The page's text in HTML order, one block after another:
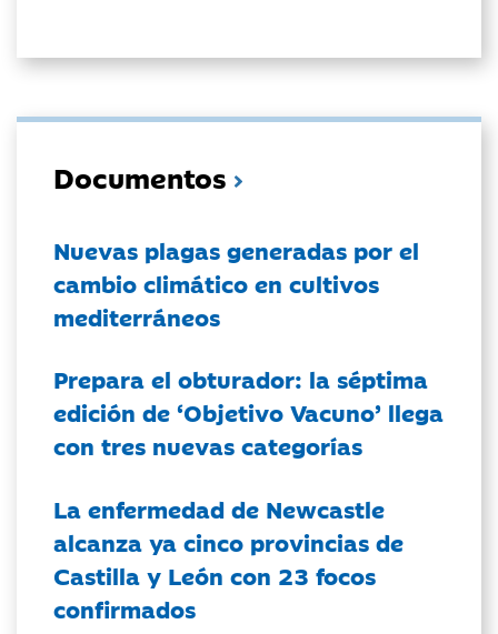
Documentos
Nuevas plagas generadas por el
cambio climático en cultivos
mediterráneos
Prepara el obturador: la séptima
edición de ‘Objetivo Vacuno’ llega
con tres nuevas categorías
La enfermedad de Newcastle
alcanza ya cinco provincias de
Castilla y León con 23 focos
confirmados